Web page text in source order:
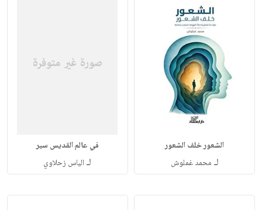
الشعور خلف الشعور
لـ محمد غملوش
في عالم القديس سير
لـ الياس زحلاوي